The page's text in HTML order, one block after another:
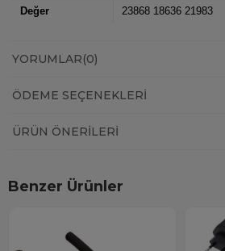
Değer 23868 18636 21983
YORUMLAR(0)
ÖDEME SEÇENEKLERI
ÜRÜN ÖNERILERI
Benzer Ürünler